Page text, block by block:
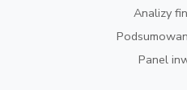
Analizy
Panel